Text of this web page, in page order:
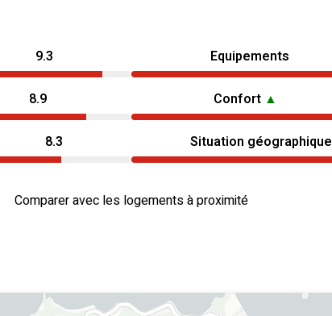
9.3 Equipements
8.9 Confort ▲
8.3 Situation géographique
Comparer avec les logements à proximité